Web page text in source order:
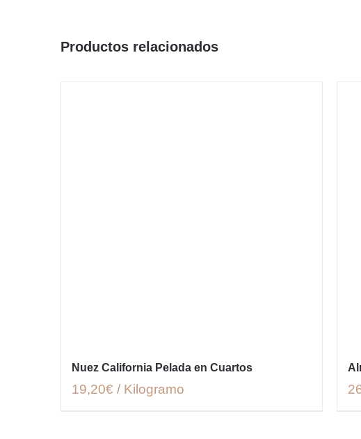
Productos relacionados
Nuez California Pelada en Cuartos
19,20€ / Kilogramo